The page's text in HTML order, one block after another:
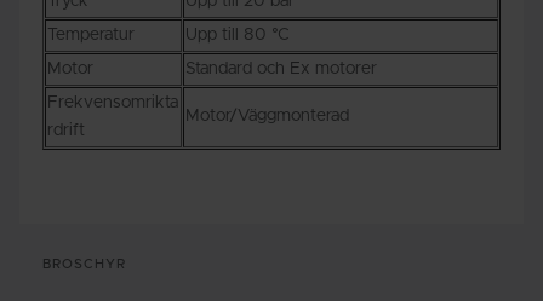
Temperatur
Upp till 80 °C
Motor
Standard och Ex motorer
Frekvensomrikta
rdrift
Motor/Väggmonterad
BROSCHYR